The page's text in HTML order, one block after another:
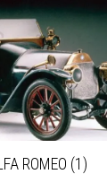
ROMEO (1)